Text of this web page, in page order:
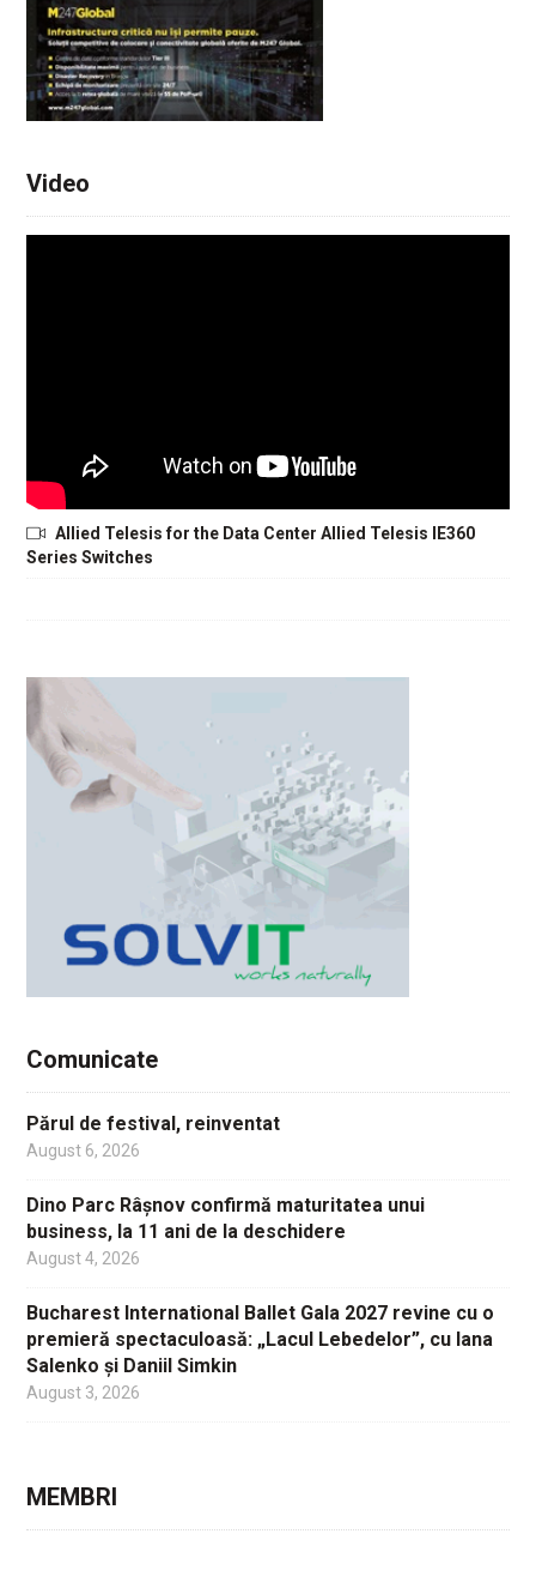
Video
Allied Telesis for the Data Center Allied Telesis IE360
Series Switches
Comunicate
Părul de festival, reinventat
August 6, 2026
Dino Parc Râșnov confirmă maturitatea unui
business, la 11 ani de la deschidere
August 4, 2026
Bucharest International Ballet Gala 2027 revine cu o
premieră spectaculoasă: „Lacul Lebedelor”, cu Iana
Salenko și Daniil Simkin
August 3, 2026
MEMBRI